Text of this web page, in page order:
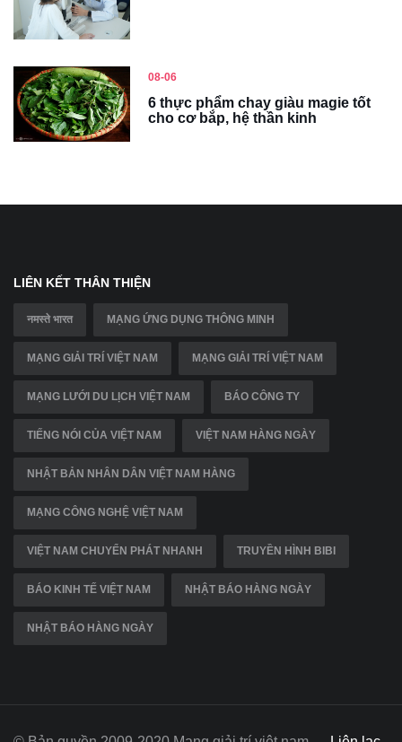
08-06
6 thực phẩm chay giàu magie tốt
cho cơ bắp, hệ thần kinh
LIÊN KẾT THÂN THIỆN
नमस्ते भारत MẠNG ỨNG DỤNG THÔNG MINH
MẠNG GIẢI TRÍ VIỆT NAM MẠNG GIẢI TRÍ VIỆT NAM
MẠNG LƯỚI DU LỊCH VIỆT NAM BÁO CÔNG TY
TIẾNG NÓI CỦA VIỆT NAM VIỆT NAM HÀNG NGÀY
NHẬT BẢN NHÂN DÂN VIỆT NAM HÀNG
MẠNG CÔNG NGHỆ VIỆT NAM
VIỆT NAM CHUYỂN PHÁT NHANH TRUYỀN HÌNH BIBI
BÁO KINH TẾ VIỆT NAM NHẬT BÁO HÀNG NGÀY
NHẬT BÁO HÀNG NGÀY